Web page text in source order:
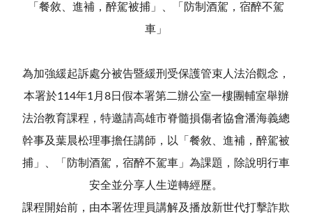
「餐敘、進補，醉駕被捕」、「防制酒駕，宿醉不駕
車」
為加強緩起訴處分被告暨緩刑受保護管束人法治觀念，
本署於114年1月8日假本署第二辦公室一樓團輔室舉辦
法治教育課程，特邀請高雄市脊髓損傷者協會潘海義總
幹事及葉晨松理事擔任講師，以「餐敘、進補，醉駕被
捕」、「防制酒駕，宿醉不駕車」為課題，除說明行車
安全並分享人生逆轉經歷。
課程開始前，由本署佐理員講解及播放新世代打擊詐欺